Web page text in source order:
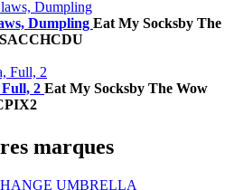
Dumpling Eat My Socksby The
Full, 2 Eat My Socksby The Wow
marques